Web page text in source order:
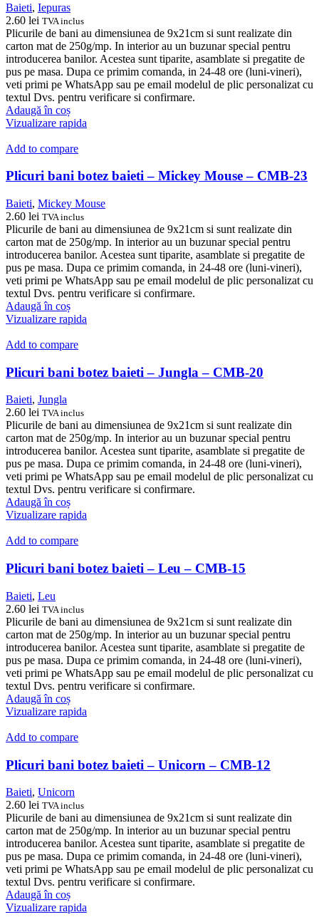
Baieti, Iepuras
2.60 lei TVA inclus
Plicurile de bani au dimensiunea de 9x21cm si sunt realizate din
carton mat de 250g/mp. In interior au un buzunar special pentru
introducerea banilor. Acestea sunt tiparite, asamblate si pregatite de
pus pe masa. Dupa ce primim comanda, in 24-48 ore (luni-vineri),
veti primi pe WhatsApp sau pe email modelul de plic personalizat cu
textul Dvs. pentru verificare si confirmare.
Adaugă în coș
Vizualizare rapida
Add to compare
Plicuri bani botez baieti – Mickey Mouse – CMB-23
Baieti, Mickey Mouse
2.60 lei TVA inclus
Plicurile de bani au dimensiunea de 9x21cm si sunt realizate din
carton mat de 250g/mp. In interior au un buzunar special pentru
introducerea banilor. Acestea sunt tiparite, asamblate si pregatite de
pus pe masa. Dupa ce primim comanda, in 24-48 ore (luni-vineri),
veti primi pe WhatsApp sau pe email modelul de plic personalizat cu
textul Dvs. pentru verificare si confirmare.
Adaugă în coș
Vizualizare rapida
Add to compare
Plicuri bani botez baieti – Jungla – CMB-20
Baieti, Jungla
2.60 lei TVA inclus
Plicurile de bani au dimensiunea de 9x21cm si sunt realizate din
carton mat de 250g/mp. In interior au un buzunar special pentru
introducerea banilor. Acestea sunt tiparite, asamblate si pregatite de
pus pe masa. Dupa ce primim comanda, in 24-48 ore (luni-vineri),
veti primi pe WhatsApp sau pe email modelul de plic personalizat cu
textul Dvs. pentru verificare si confirmare.
Adaugă în coș
Vizualizare rapida
Add to compare
Plicuri bani botez baieti – Leu – CMB-15
Baieti, Leu
2.60 lei TVA inclus
Plicurile de bani au dimensiunea de 9x21cm si sunt realizate din
carton mat de 250g/mp. In interior au un buzunar special pentru
introducerea banilor. Acestea sunt tiparite, asamblate si pregatite de
pus pe masa. Dupa ce primim comanda, in 24-48 ore (luni-vineri),
veti primi pe WhatsApp sau pe email modelul de plic personalizat cu
textul Dvs. pentru verificare si confirmare.
Adaugă în coș
Vizualizare rapida
Add to compare
Plicuri bani botez baieti – Unicorn – CMB-12
Baieti, Unicorn
2.60 lei TVA inclus
Plicurile de bani au dimensiunea de 9x21cm si sunt realizate din
carton mat de 250g/mp. In interior au un buzunar special pentru
introducerea banilor. Acestea sunt tiparite, asamblate si pregatite de
pus pe masa. Dupa ce primim comanda, in 24-48 ore (luni-vineri),
veti primi pe WhatsApp sau pe email modelul de plic personalizat cu
textul Dvs. pentru verificare si confirmare.
Adaugă în coș
Vizualizare rapida